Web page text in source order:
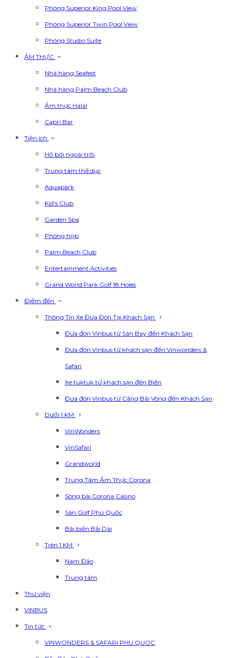
Phòng Superior King Pool View
Phòng Superior Twin Pool View
Phòng Studio Suite
ẨM THỰC
Nhà hàng Seafest
Nhà hàng Palm Beach Club
Ẩm thực Halal
Capri Bar
Tiện ích
Hồ bơi ngoài trời
Trung tâm thể dục
Aquapark
Kid's Club
Garden Spa
Phòng họp
Palm Beach Club
Entertainment Activities
Grand World Park Golf 18 Holes
Điểm đến
Thông Tin Xe Đưa Đón Tại Khách Sạn
Đưa đón Vinbus từ Sân Bay đến Khách Sạn
Đưa đón Vinbus từ khách sạn đến Vinwonders &
Safari
Xe tuktuk từ khách sạn đến Biển
Đưa đón Vinbus từ Cảng Bãi Vòng đến Khách Sạn
Dưới 1 KM
VinWonders
VinSafari
Grandworld
Trung Tâm Ẩm Thực Corona
Sòng bài Corona Casino
Sân Golf Phú Quốc
Bãi biển Bãi Dài
Trên 1 KM
Nam Đảo
Trung tâm
Thư viện
VINBUS
Tin tức
VINWONDERS & SAFARI PHU QUOC